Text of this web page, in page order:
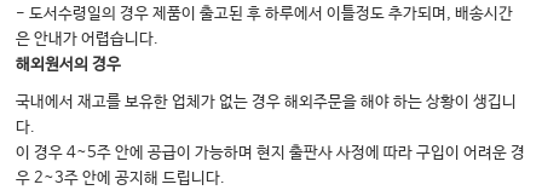
- 도서수령일의 경우 제품이 출고된 후 하루에서 이틀정도 추가되며, 배송시간
은 안내가 어렵습니다.
해외원서의 경우
국내에서 재고를 보유한 업체가 없는 경우 해외주문을 해야 하는 상황이 생깁니
다.
이 경우 4~5주 안에 공급이 가능하며 현지 출판사 사정에 따라 구입이 어려운 경
우 2~3주 안에 공지해 드립니다.